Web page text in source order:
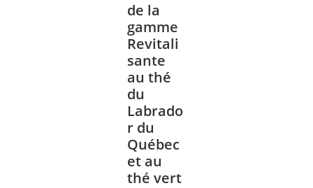
de la
gamme
Revitali
sante
au thé
du
Labrado
r du
Québec
et au
thé vert